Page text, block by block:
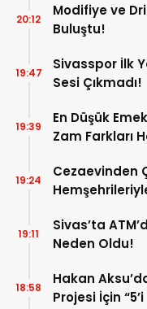
Modifiye ve
Buluştu!
20:12
Sivasspor İlk
Sesi Çıkmadı!
19:47
En Düşük
Zam Farkları
19:39
Cezaevinden
19:24
Sivas’ta
Neden Oldu!
19:11
Hakan
Projesi İçin
18:58